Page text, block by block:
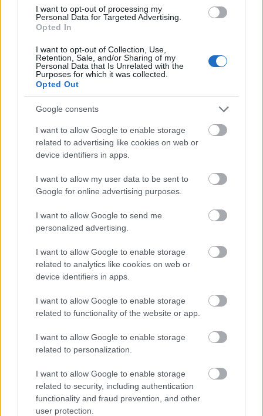
I want to opt-out of processing my
Personal Data for Targeted Advertising.
Opted In
I want to opt-out of Collection, Use,
Retention, Sale, and/or Sharing of my
Personal Data that Is Unrelated with the
Purposes for which it was collected.
Opted Out
Google consents
I want to allow Google to enable storage
related to advertising like cookies on web or
device identifiers in apps.
I want to allow my user data to be sent to
Google for online advertising purposes.
I want to allow Google to send me
personalized advertising.
I want to allow Google to enable storage
related to analytics like cookies on web or
device identifiers in apps.
I want to allow Google to enable storage
related to functionality of the website or app.
I want to allow Google to enable storage
related to personalization.
I want to allow Google to enable storage
related to security, including authentication
functionality and fraud prevention, and other
user protection.
korai tanulsága, és ezt az egyik legnehezebb
megtanulni. Számos olyan dolog van az életében,
amely károsíthatja általános egészségi állapotát,
például a dohányzás, a túlzott ivás és a túlevés.
Tanulja meg, hogyan mérsékelheti ezeket a rossz
szokásokat, vagy akár teljesen fel is rúghatja őket. A
sikerrel több időt ad magának a bolygón, hogy
elérje személyes fejlődését.
Megtanulják, hogyan lehet proaktív a reaktív helyett.
A világ nagy vezetői kihívást látnak előttük, és
felkészülnek arra, hogy teljesítsék, vagy akár meg is
győzzék, még mielőtt bekövetkezne. A legtöbb
ember nem így él. A legtöbben a felmerülő
problémákra reagálnak, majd azonnali
tudnak a jövőre koncentrálni. Tanuljon meg
proaktívnak lenni, és felszabadítja az idejét a
Kétségtelen, hogy az a képesség, hogy kék vagy
stresszes hangulatból segítsen magának, értékes
életkészség. Az egyedi személyiségéhez illeszkedő
tippek és technikák megtalálása kulcsfontosságú
ahhoz, hogy életük során működőképessé váljanak.
Tekintse át ezeket a tippeket, és dolgozza fel
mindennapjaiban, hogy előnyt szerezzen ezeken a
belső démonokon.